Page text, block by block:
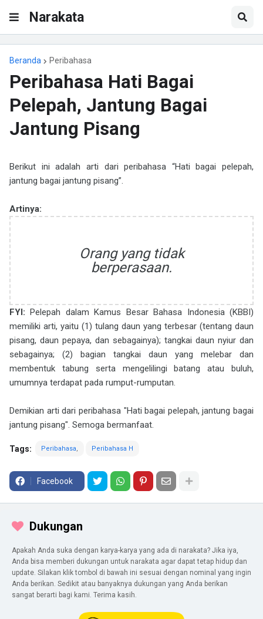
Narakata
Beranda Peribahasa
Peribahasa Hati Bagai
Pelepah, Jantung Bagai
Jantung Pisang
Berikut ini adalah arti dari peribahasa “Hati bagai pelepah,
jantung bagai jantung pisang”.
Artinya:
Orang yang tidak
berperasaan.
FYI: Pelepah dalam Kamus Besar Bahasa Indonesia (KBBI)
memiliki arti, yaitu (1) tulang daun yang terbesar (tentang daun
pisang, daun pepaya, dan sebagainya); tangkai daun nyiur dan
sebagainya; (2) bagian tangkai daun yang melebar dan
membentuk tabung serta mengelilingi batang atau buluh,
umumnya terdapat pada rumput-rumputan.
Demikian arti dari peribahasa "Hati bagai pelepah, jantung bagai
jantung pisang". Semoga bermanfaat.
Tags: Peribahasa Peribahasa H
Facebook
Dukungan
Apakah Anda suka dengan karya-karya yang ada di narakata? Jika iya,
Anda bisa memberi dukungan untuk narakata agar dapat tetap hidup dan
update. Silakan klik tombol di bawah ini sesuai dengan nominal yang ingin
Anda berikan. Sedikit atau banyaknya dukungan yang Anda berikan
sangat berarti bagi kami. Terima kasih.